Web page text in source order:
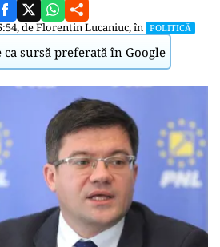
deFlorentin Lucaniuc, în POLITICĂ
ca sursă preferată în Google